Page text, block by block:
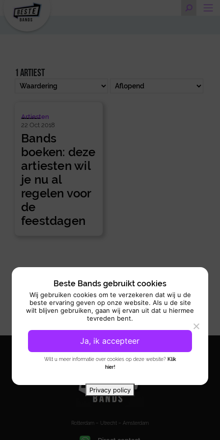
1 artiest
Artiesten
22 Oct 2018
Bands
boeken: deze
artiesten wil
je nu al
regelen voor
de
feestdagen
Rotterdam – Utrecht – Amsterdam
Beste Bands gebruikt cookies
Wij gebruiken cookies om te verzekeren dat wij u de
beste ervaring geven op onze website. Als u de site
wilt blijven gebruiken, gaan wij ervan uit dat u hiermee
tevreden bent.
Wilt u meer informatie over cookies op deze website? Klik
hier!
Ja, ik accepteer
Privacy policy